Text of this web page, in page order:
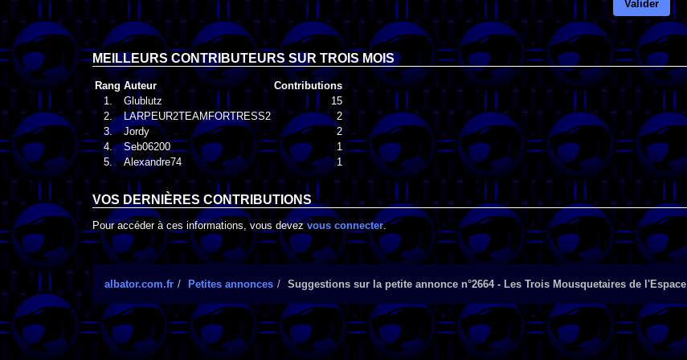
Valider
MEILLEURS CONTRIBUTEURS SUR TROIS MOIS
Rang Auteur
Contributions
1.
Glublutz
15
2.
LARPEUR2TEAMFORTRESS2
2
3.
Jordy
2
4.
Seb06200
1
5.
Alexandre74 1
VOS DERNIÈRES CONTRIBUTIONS
Pour accéder à ces informations, vous devezvous connecter.
albator.com.fr Petites annonces Suggestions sur la petite annonce n°2664 - Les Trois Mousquetaires de l'Espace